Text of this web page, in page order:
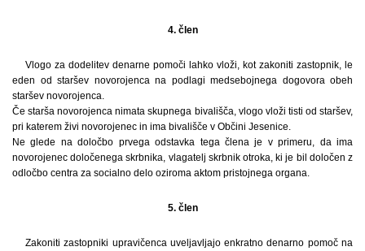
4. člen
Vlogo za dodelitev denarne pomoči lahko vloži, kot zakoniti zastopnik, le
eden od staršev novorojenca na podlagi medsebojnega dogovora obeh
staršev novorojenca.
Če starša novorojenca nimata skupnega bivališča, vlogo vloži tisti od staršev,
pri katerem živi novorojenec in ima bivališče v Občini Jesenice.
Ne glede na določbo prvega odstavka tega člena je v primeru, da ima
novorojenec določenega skrbnika, vlagatelj skrbnik otroka, ki je bil določen z
odločbo centra za socialno delo oziroma aktom pristojnega organa.
5. člen
Zakoniti zastopniki upravičenca uveljavljajo enkratno denarno pomoč na